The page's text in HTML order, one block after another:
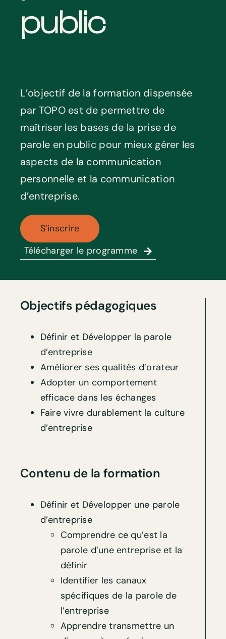
public
L’objectif de la formation dispensée
par TOPO est de permettre de
maîtriser les bases de la prise de
parole en public pour mieux gérer les
aspects de la communication
personnelle et la communication
d’entreprise.
S’inscrire
Télécharger le programme
Objectifs pédagogiques
Définir et Développer la parole
d’entreprise
Améliorer ses qualités d’orateur
Adopter un comportement
efficace dans les échanges
Faire vivre durablement la culture
d’entreprise
Contenu de la formation
Définir et Développer une parole
d’entreprise
Comprendre ce qu’est la
parole d’une entreprise et la
définir
Identifier les canaux
spécifiques de la parole de
l’entreprise
Apprendre transmettre un